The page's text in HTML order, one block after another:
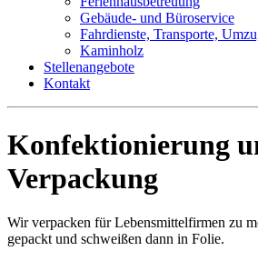
Gebäude- und Büroservice
Fahrdienste, Transporte,
Kaminholz
Stellenangebote
Kontakt
Konfektionierung
Verpackung
Wir verpacken für Lebensmittelfirmen zu
gepackt und schweißen dann in Folie.